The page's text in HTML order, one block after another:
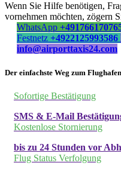
Wenn Sie Hilfe benötigen,
vornehmen möchten, zögern
WhatsApp
Festnetz +4922125993586
info@airporttaxis24.com
Der einfachste Weg zum Flughafen
Sofortige Bestätigung
SMS & E-Mail
Kostenlose Stornierung
bis zu 24 Stunden vor
Flug Status Verfolgung